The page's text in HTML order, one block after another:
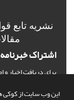
این وب سایت از کوکی
نشریه تابع
اشتراک خبرنامه
برای دریافت اخبار